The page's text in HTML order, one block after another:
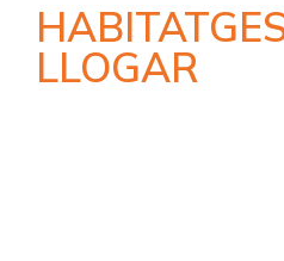
LLOGAR